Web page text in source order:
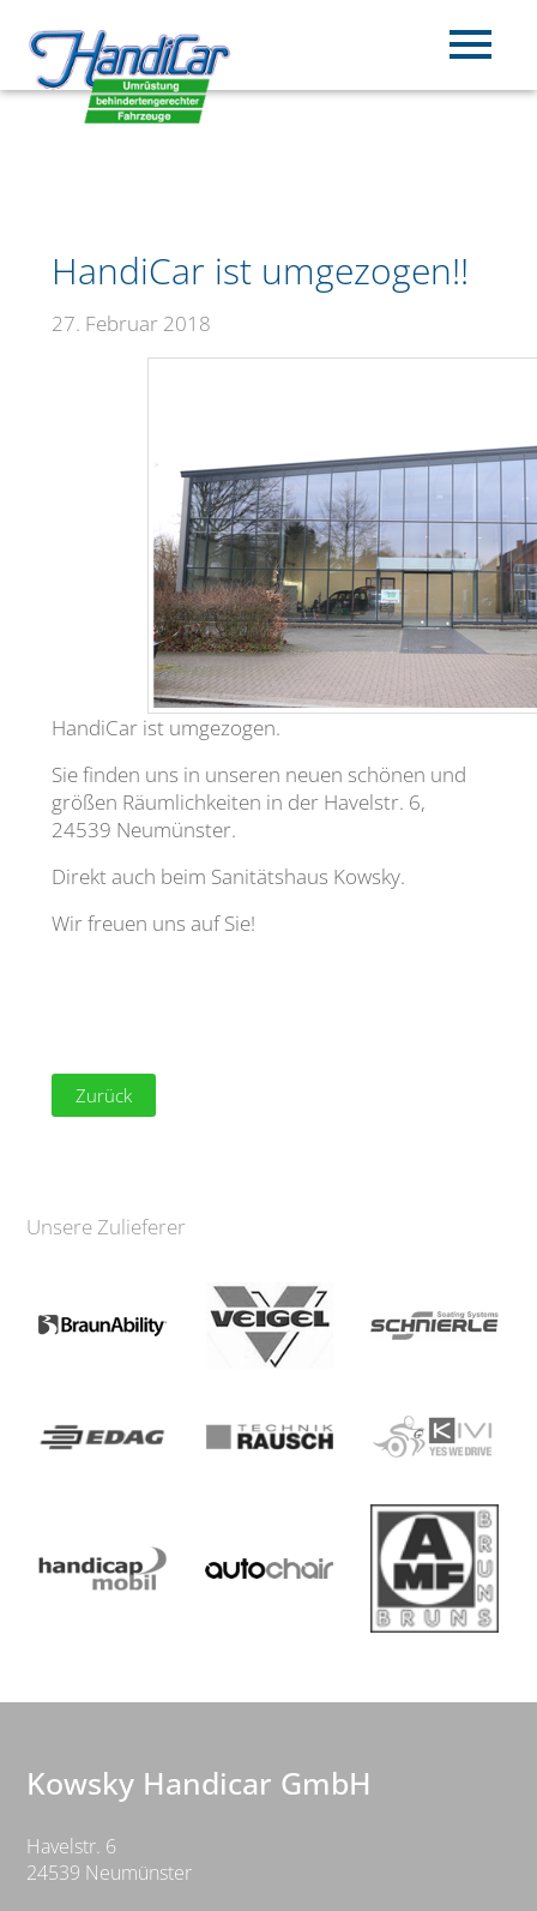
HandiCar ist umgezogen!!
27. Februar 2018
HandiCar ist umgezogen.
Sie finden uns in unseren neuen schönen und
größen Räumlichkeiten in der Havelstr. 6,
24539 Neumünster.
Direkt auch beim Sanitätshaus Kowsky.
Wir freuen uns auf Sie!
Zurück
Unsere Zulieferer
Kowsky Handicar GmbH
Havelstr. 6
24539 Neumünster